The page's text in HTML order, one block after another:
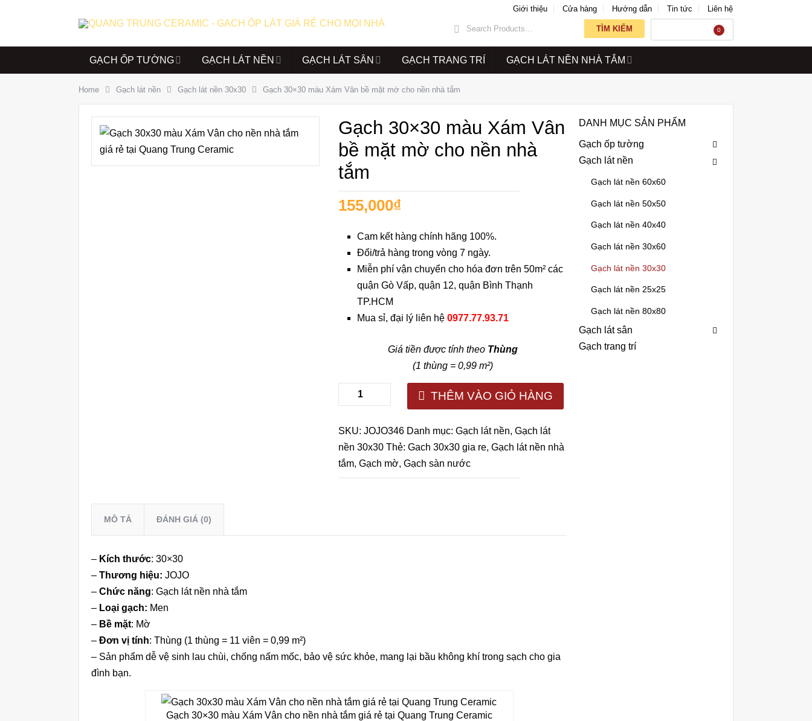
Giới thiệu Cửa hàng Hướng dẫn Tin tức Liên hệ
0
TÌM KIẾM
GẠCH ỐP TƯỜNG GẠCH LÁT NỀN GẠCH LÁT SÂN GẠCH TRANG TRÍ GẠCH LÁT NỀN NHÀ TẮM
Home Gạch lát nền Gạch lát nền 30x30 Gạch 30×30 màu Xám Vân bề mặt mờ cho nền nhà tắm
Gạch 30×30 màu Xám Vân
bề mặt mờ cho nền nhà
tắm
155,000₫
Cam kết hàng chính hãng 100%.
Đổi/trả hàng trong vòng 7 ngày.
Miễn phí vận chuyển cho hóa đơn trên 50m² các
quận Gò Vấp, quận 12, quận Bình Thạnh
TP.HCM
Mua sỉ, đại lý liên hệ 0977.77.93.71
Giá tiền được tính theoThùng
(1 thùng = 0,99 m²)
THÊM VÀO GIỎ HÀNG
SKU:JOJO346 Danh mục:Gạch lát nền,Gạch lát
nền 30x30 Thẻ:Gach 30x30 gia re,Gạch lát nền nhà
tắm,Gạch mờ,Gạch sàn nước
MÔ TẢ ĐÁNH GIÁ (0)
– Kích thước: 30×30
– Thương hiệu: JOJO
– Chức năng: Gạch lát nền nhà tắm
– Loại gạch: Men
– Bề mặt: Mờ
– Đơn vị tính: Thùng (1 thùng = 11 viên = 0,99 m²)
– Sản phẩm dễ vệ sinh lau chùi, chống nấm mốc, bảo vệ sức khỏe, mang lại bầu không khí trong sạch cho gia
đình bạn.
Gạch 30×30 màu Xám Vân cho nền nhà tắm giá rẻ tại Quang Trung Ceramic
DANH MỤC SẢN PHẨM
Gạch ốp tường
Gạch lát nền
Gạch lát nền 60x60
Gạch lát nền 50x50
Gạch lát nền 40x40
Gạch lát nền 30x60
Gạch lát nền 30x30
Gạch lát nền 25x25
Gạch lát nền 80x80
Gạch lát sân
Gạch trang trí